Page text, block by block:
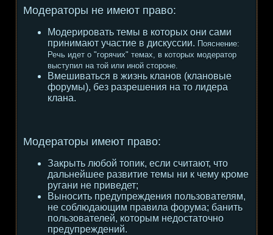
Модераторы не имеют право:
Модерировать темы в которых они сами
принимают участие в дискуссии. Пояснение:
Речь идет о "горячих" темах, в которых модератор
выступил на той или иной стороне.
Вмешиваться в жизнь кланов (клановые
форумы), без разрешения на то лидера
клана.
Модераторы имеют право:
Закрыть любой топик, если считают, что
дальнейшее развитие темы ни к чему кроме
ругани не приведет;
Выносить предупреждения пользователям,
не соблюдающим правила форума; банить
пользователей, которым недостаточно
предупреждений.